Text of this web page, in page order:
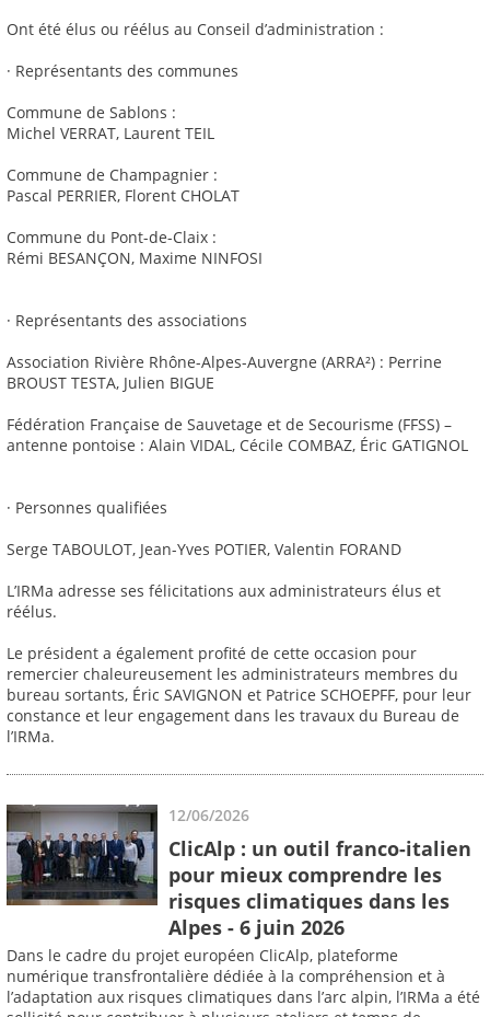
Ont été élus ou réélus au Conseil d’administration :
· Représentants des communes
Commune de Sablons :
Michel VERRAT, Laurent TEIL
Commune de Champagnier :
Pascal PERRIER, Florent CHOLAT
Commune du Pont-de-Claix :
Rémi BESANÇON, Maxime NINFOSI
· Représentants des associations
Association Rivière Rhône-Alpes-Auvergne (ARRA²) : Perrine
BROUST TESTA, Julien BIGUE
Fédération Française de Sauvetage et de Secourisme (FFSS) –
antenne pontoise : Alain VIDAL, Cécile COMBAZ, Éric GATIGNOL
· Personnes qualifiées
Serge TABOULOT, Jean-Yves POTIER, Valentin FORAND
L’IRMa adresse ses félicitations aux administrateurs élus et
réélus.
Le président a également profité de cette occasion pour
remercier chaleureusement les administrateurs membres du
bureau sortants, Éric SAVIGNON et Patrice SCHOEPFF, pour leur
constance et leur engagement dans les travaux du Bureau de
l’IRMa.
12/06/2026
ClicAlp : un outil franco-italien
pour mieux comprendre les
risques climatiques dans les
Alpes - 6 juin 2026
Dans le cadre du projet européen ClicAlp, plateforme
numérique transfrontalière dédiée à la compréhension et à
l’adaptation aux risques climatiques dans l’arc alpin, l’IRMa a été